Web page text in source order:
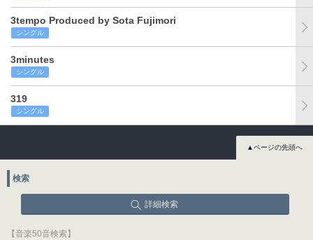
3tempo Produced by Sota Fujimori
シングル
3minutes
シングル
319
シングル
▲ページの先頭へ
検索
詳細検索
【音楽50音検索】